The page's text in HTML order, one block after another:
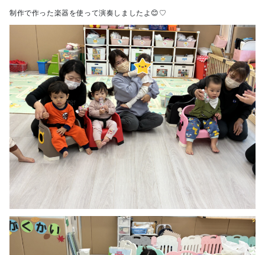
制作で作った楽器を使って演奏しましたよ😊♡